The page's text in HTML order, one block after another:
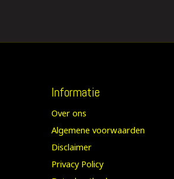
Informatie
Over ons
Algemene voorwaarden
Disclaimer
Privacy Policy